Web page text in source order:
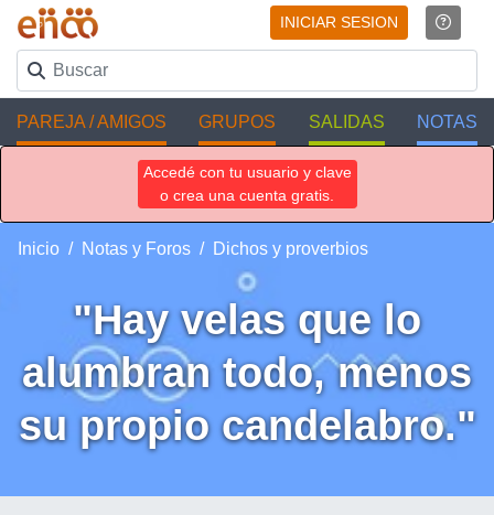
INICIAR SESION
PAREJA / AMIGOS GRUPOS SALIDAS NOTAS
Accedé con tu usuario y clave
o crea una cuenta gratis.
Inicio Notas y Foros Dichos y proverbios
"Hay velas que lo
alumbran todo, menos
su propio candelabro."